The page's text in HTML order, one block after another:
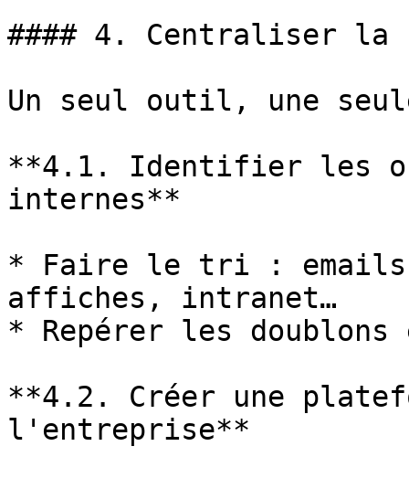
#### 4. Centraliser la
Un seul outil, une
**4.1. Identifier les
internes**
* Faire le tri : emails,
affiches, intranet…
* Repérer les
**4.2. Créer une
l'entreprise**